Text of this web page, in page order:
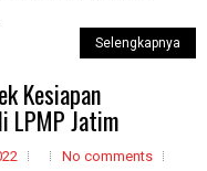
Selengkapnya
Kesiapan
LPMP Jatim
No comments